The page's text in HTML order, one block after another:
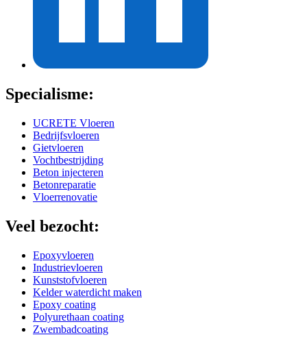
Specialisme:
UCRETE Vloeren
Bedrijfsvloeren
Gietvloeren
Vochtbestrijding
Beton injecteren
Betonreparatie
Vloerrenovatie
Veel bezocht:
Epoxyvloeren
Industrievloeren
Kunststofvloeren
Kelder waterdicht maken
Epoxy coating
Polyurethaan coating
Zwembadcoating